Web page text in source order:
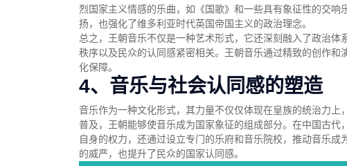
烈国家主义情感的乐曲，如《国歌》和一些具有象征性的交
扬，也强化了维多利亚时代英国帝国主义的政治理念。
总之，王朝音乐不仅是一种艺术形式，它还深刻融入了政治
秩序以及民众的认同感紧密相关。王朝音乐通过精致的创作
化保障。
4、音乐与社会认同感的塑造
音乐作为一种文化形式，其力量不仅仅体现在皇族的统治力
普及，王朝能够使音乐成为国家象征的组成部分。在中国古
自身的权力，还通过设立专门的乐府和音乐院校，推动音乐
的威严，也提升了民众的国家认同感。